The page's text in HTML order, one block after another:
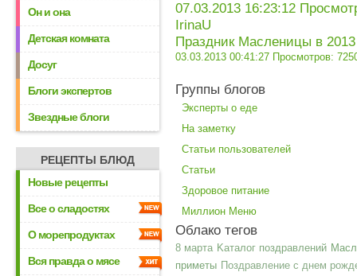
Он и она
Детская комната
Досуг
Блоги экспертов
Звездные блоги
РЕЦЕПТЫ БЛЮД
Новые рецепты
Все о сладостях
О морепродуктах
Вся правда о мясе
07.03.2013 16:23:12
IrinaU
Праздник Масленицы в 2013
03.03.2013 00:41:27 Просмотров:
Группы блогов
Эксперты о еде
На заметку
Статьи пользователей
Статьи
Здоровое питание
Миллион Меню
Облако тегов
8 марта Kаталог поздравлений
приметы Поздравление с днем